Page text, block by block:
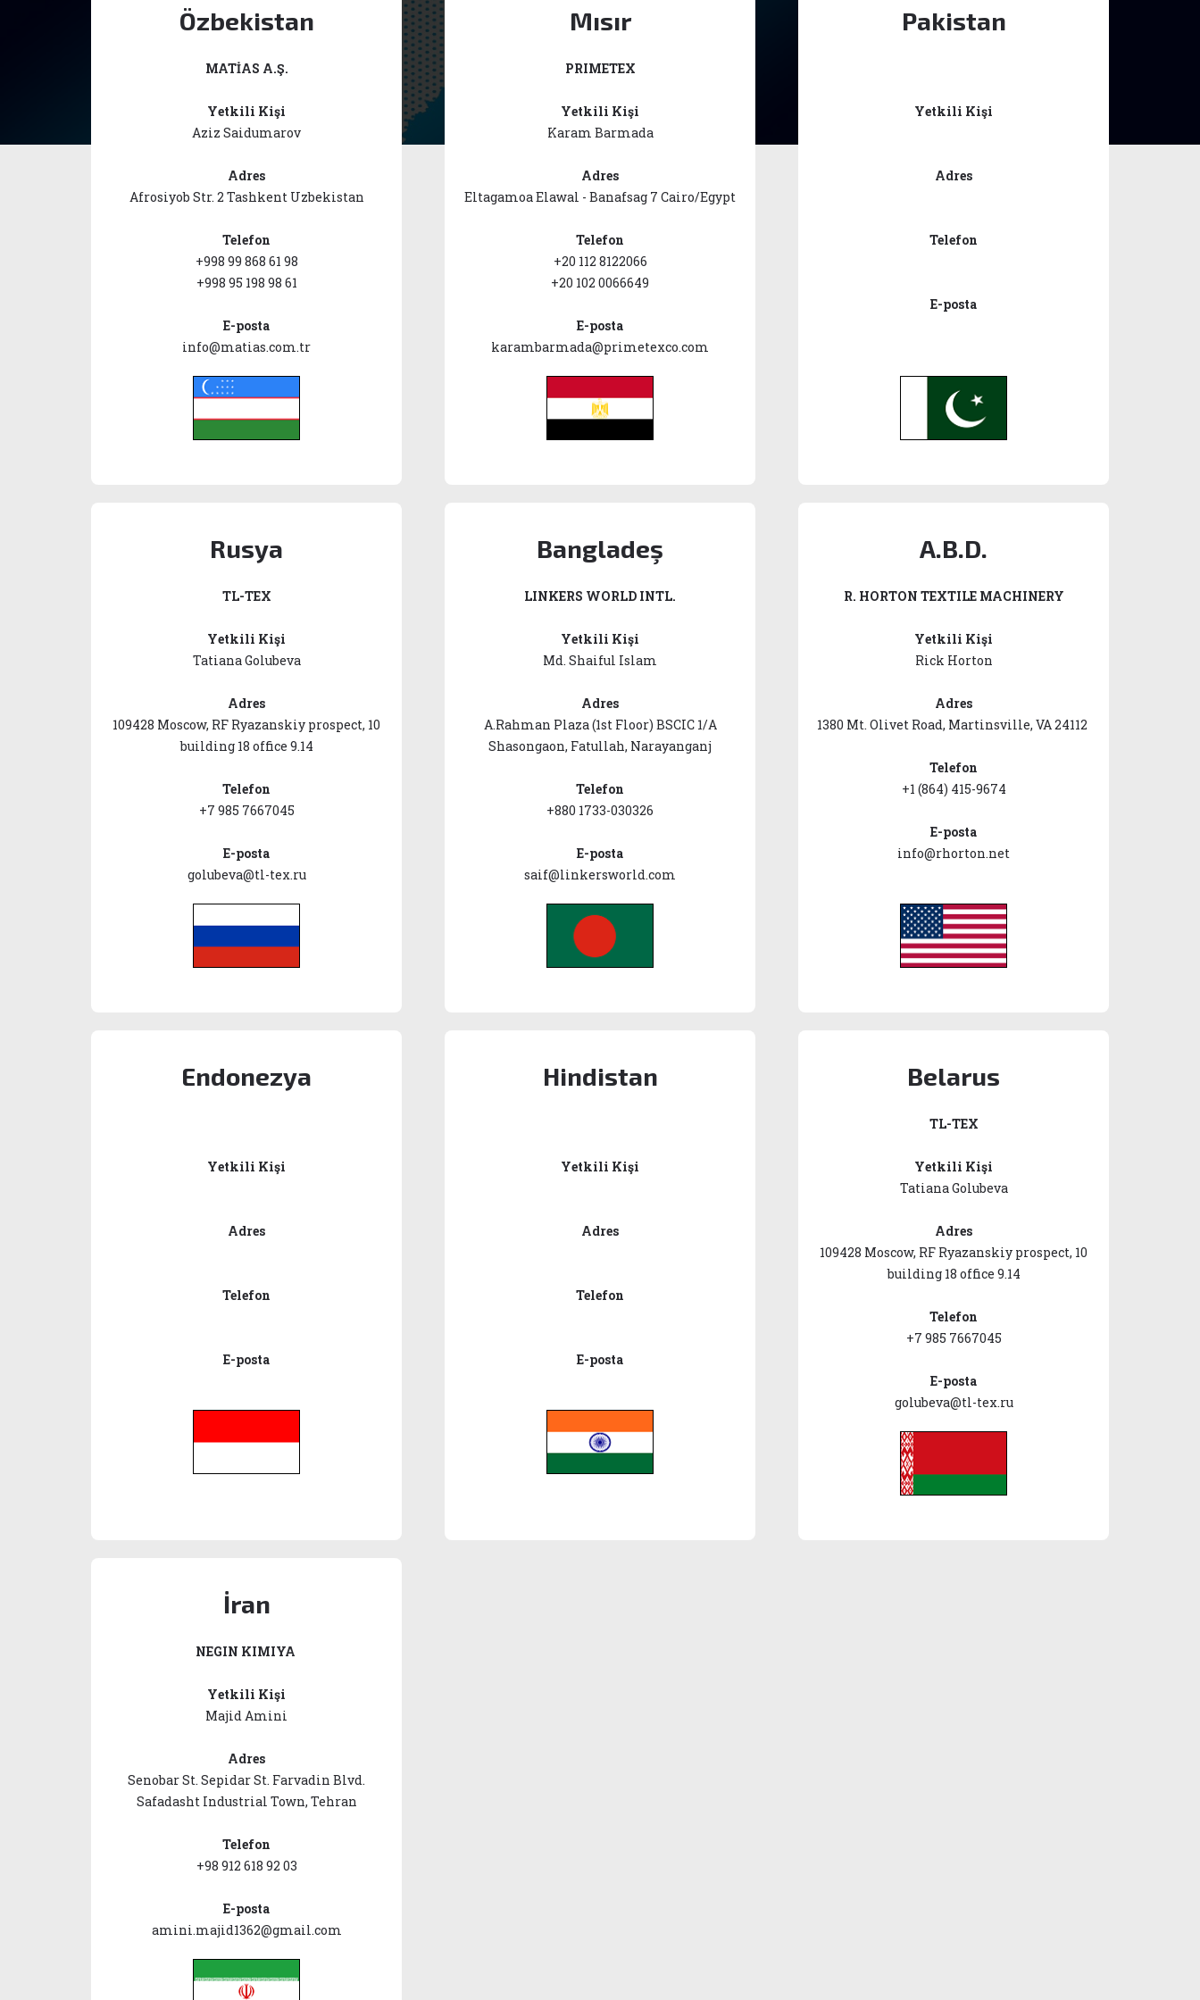
Özbekistan
MATİAS A.Ş.
Yetkili Kişi
Aziz Saidumarov
Adres
Afrosiyob Str. 2 Tashkent Uzbekistan
Telefon
+998 99 868 61 98
+998 95 198 98 61
E-posta
info@matias.com.tr
Mısır
PRIMETEX
Yetkili Kişi
Karam Barmada
Adres
Eltagamoa Elawal - Banafsag 7 Cairo/Egypt
Telefon
+20 112 8122066
+20 102 0066649
E-posta
karambarmada@primetexco.com
Pakistan
Yetkili Kişi
Adres
Telefon
E-posta
Rusya
TL-TEX
Yetkili Kişi
Tatiana Golubeva
Adres
109428 Moscow, RF Ryazanskiy prospect, 10
building 18 office 9.14
Telefon
+7 985 7667045
E-posta
golubeva@tl-tex.ru
Bangladeş
LINKERS WORLD INTL.
Yetkili Kişi
Md. Shaiful Islam
Adres
A.Rahman Plaza (1st Floor) BSCIC 1/A
Shasongaon, Fatullah, Narayanganj
Telefon
+880 1733-030326
E-posta
saif@linkersworld.com
A.B.D.
R. HORTON TEXTILE MACHINERY
Yetkili Kişi
Rick Horton
Adres
1380 Mt. Olivet Road, Martinsville, VA 24112
Telefon
+1 (864) 415-9674
E-posta
info@rhorton.net
Endonezya
Yetkili Kişi
Adres
Telefon
E-posta
Hindistan
Yetkili Kişi
Adres
Telefon
E-posta
Belarus
TL-TEX
Yetkili Kişi
Tatiana Golubeva
Adres
109428 Moscow, RF Ryazanskiy prospect, 10
building 18 office 9.14
Telefon
+7 985 7667045
E-posta
golubeva@tl-tex.ru
İran
NEGIN KIMIYA
Yetkili Kişi
Majid Amini
Adres
Senobar St. Sepidar St. Farvadin Blvd.
Safadasht Industrial Town, Tehran
Telefon
+98 912 618 92 03
E-posta
amini.majid1362@gmail.com